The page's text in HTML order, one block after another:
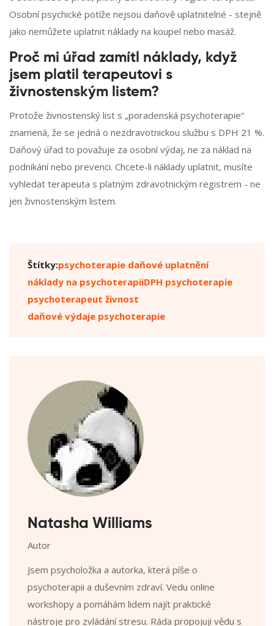
Osobní psychické potíže nejsou daňově uplatnitelné - stejně
jako nemůžete uplatnit náklady na koupel nebo masáž.
Proč mi úřad zamítl náklady, když
jsem platil terapeutovi s
živnostenským listem?
Protože živnostenský list s „poradenská psychoterapie“
znamená, že se jedná o nezdravotnickou službu s DPH 21 %.
Daňový úřad to považuje za osobní výdaj, ne za náklad na
podnikání nebo prevenci. Chcete-li náklady uplatnit, musíte
vyhledat terapeuta s platným zdravotnickým registrem - ne
jen živnostenským listem.
Štítky:psychoterapie daňové uplatnění
náklady na psychoterapiiDPH psychoterapie
psychoterapeut živnost
daňové výdaje psychoterapie
Natasha Williams
Autor
Jsem psycholožka a autorka, která píše o
psychoterapii a duševním zdraví. Vedu online
workshopy a pomáhám lidem najít praktické
nástroje pro zvládání stresu. Ráda propojuji vědu s